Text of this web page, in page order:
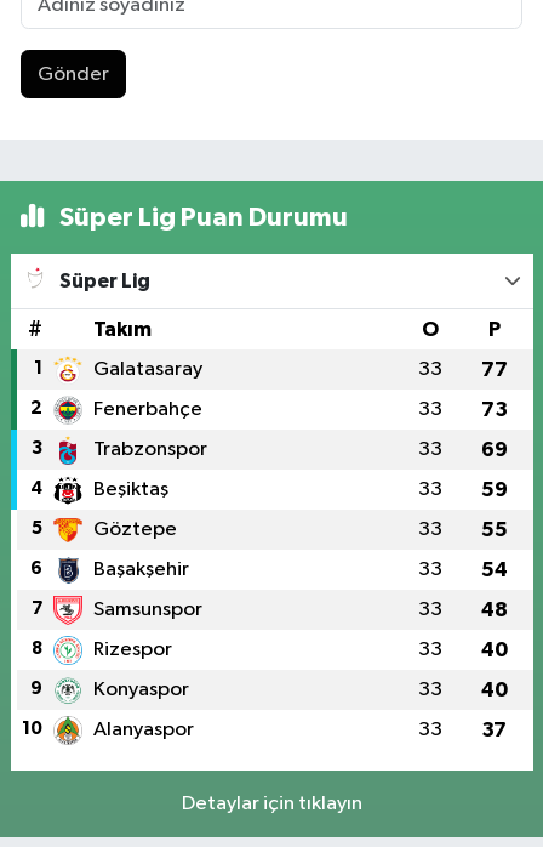
Gönder
Süper Lig Puan Durumu
Süper Lig
# Takım O P
1 Galatasaray 33 77
2 Fenerbahçe 33 73
3 Trabzonspor 33 69
4 Beşiktaş 33 59
5 Göztepe 33 55
6 Başakşehir 33 54
7 Samsunspor 33 48
8 Rizespor 33 40
9 Konyaspor 33 40
10 Alanyaspor 33 37
Detaylar için tıklayın